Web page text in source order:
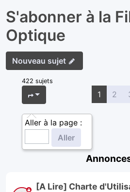
S'abonner à la
Optique
Nouveau sujet
422 sujets
Page
Aller à la page :
1 2
[A Lire] Charte